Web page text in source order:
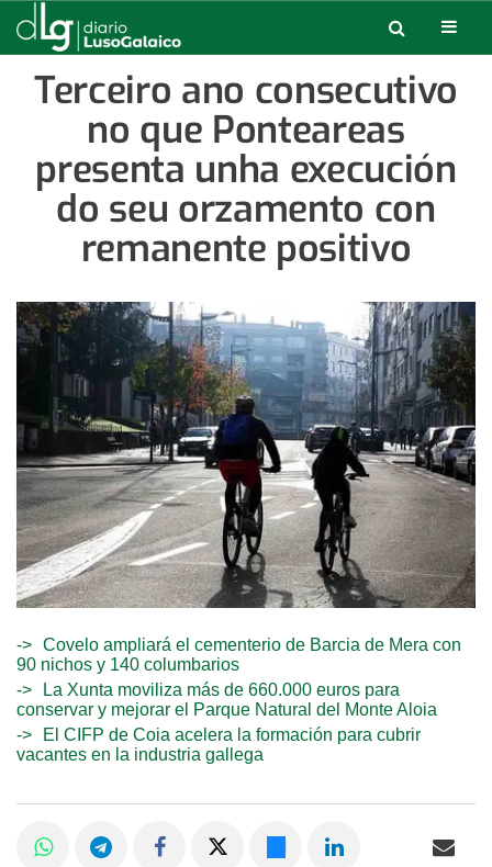
Terceiro ano consecutivo
no que Ponteareas
presenta unha execución
do seu orzamento con
remanente positivo
Covelo ampliará el cementerio de Barcia de Mera con
90 nichos y 140 columbarios
La Xunta moviliza más de 660.000 euros para
conservar y mejorar el Parque Natural del Monte Aloia
El CIFP de Coia acelera la formación para cubrir
vacantes en la industria gallega